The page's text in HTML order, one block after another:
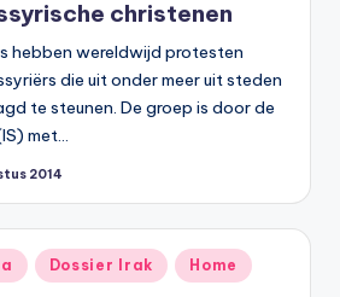
christenen
hebben wereldwijd protesten
die uit onder meer uit steden
te steunen. De groep is door de
met…
2014
Dossier Irak Home